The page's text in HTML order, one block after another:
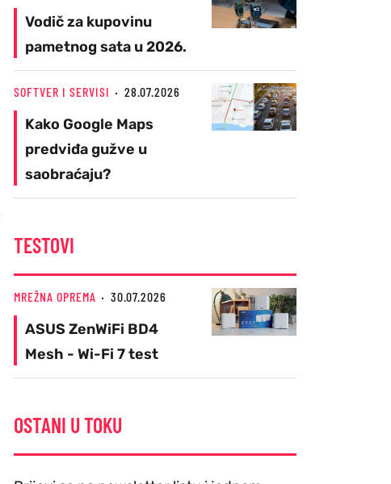
Vodič za kupovinu
pametnog sata u 2026.
SOFTVER I SERVISI 28.07.2026
Kako Google Maps
predviđa gužve u
saobraćaju?
TESTOVI
MREŽNA OPREMA 30.07.2026
ASUS ZenWiFi BD4
Mesh - Wi-Fi 7 test
OSTANI U TOKU